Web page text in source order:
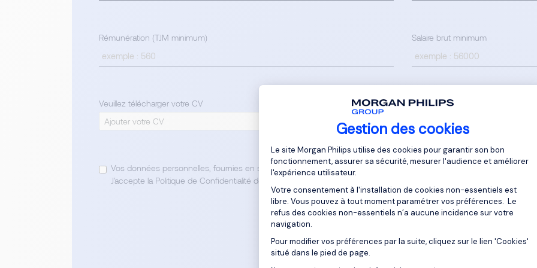
Gestion des cookies
Plateforme de Gestion du
Le site Morgan Philips utilise des cookies pour garantir son bon
fonctionnement, assurer sa sécurité, mesurer l'audience et améliorer
l'expérience utilisateur.
Votre consentement à l'installation de cookies non-essentiels est
libre. Vous pouvez à tout moment paramétrer vos préférences. Le
refus des cookies non-essentiels n’a aucune incidence sur votre
navigation.
Pour modifier vos préférences par la suite, cliquez sur le lien 'Cookies'
situé dans le pied de page.
Axeptio consent
Rémunération (TJM minimum) Salaire brut minimum
Veuillez télécharger votre CV
Ajouter votre CV
Vos données personnelles, fournies en soumettant ce formulaire, seront traitées conformément à notre Politique
J'accepte la Politique de Confidentialité de Morgan Philips.